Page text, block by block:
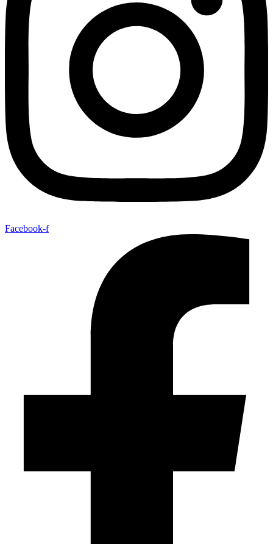
Facebook-f